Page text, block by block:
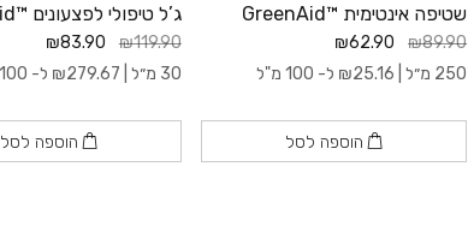
שטיפה אינטימית ™GreenAid
₪89.90
₪62.90
250 מ״ל |
₪25.16 ל- 100 מ"ל
הוספה לסל
ג’ל טיפולי לפצעונים ™GreenAid
₪119.90
₪83.90
30 מ״ל |
₪279.67 ל- 100 מ"ל
הוספה לסל